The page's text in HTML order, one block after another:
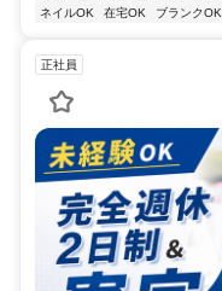
ネイルOK
在宅OK ブランクOK
正社員